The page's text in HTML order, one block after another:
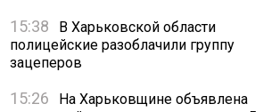
15:38
В Харьковской области
полицейские разоблачили группу
зацеперов
15:26
На Харьковщине объявлена